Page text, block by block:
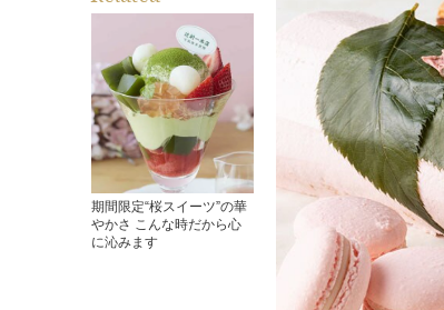
期間限定“桜スイーツ”の華
やかさ こんな時だから心
に沁みます